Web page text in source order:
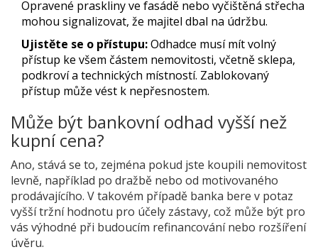
Opravené praskliny ve fasádě nebo vyčištěná střecha
mohou signalizovat, že majitel dbal na údržbu.
Ujistěte se o přístupu:Odhadce musí mít volný
přístup ke všem částem nemovitosti, včetně sklepa,
podkroví a technických místností. Zablokovaný
přístup může vést k nepřesnostem.
Může být bankovní odhad vyšší než
kupní cena?
Ano, stává se to, zejména pokud jste koupili nemovitost
levně, například po dražbě nebo od motivovaného
prodávajícího. V takovém případě banka bere v potaz
vyšší tržní hodnotu pro účely zástavy, což může být pro
vás výhodné při budoucím refinancování nebo rozšíření
úvěru.